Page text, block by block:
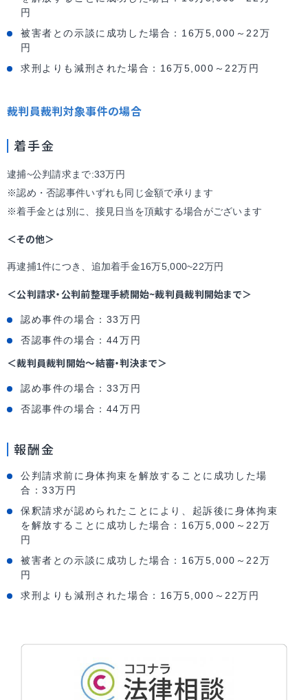
円
被害者との示談に成功した場合：16万5,000～22万
円
求刑よりも減刑された場合：16万5,000～22万円
裁判員裁判対象事件の場合
着手金
逮捕~公判請求まで:33万円
※認め・否認事件いずれも同じ金額で承ります
※着手金とは別に、接見日当を頂戴する場合がございます
＜その他＞
再逮捕1件につき、追加着手金16万5,000~22万円
＜公判請求・公判前整理手続開始~裁判員裁判開始まで＞
認め事件の場合：33万円
否認事件の場合：44万円
＜裁判員裁判開始〜結審・判決まで＞
認め事件の場合：33万円
否認事件の場合：44万円
報酬金
公判請求前に身体拘束を解放することに成功した場
合：33万円
保釈請求が認められたことにより、起訴後に身体拘束
を解放することに成功した場合：16万5,000～22万
円
被害者との示談に成功した場合：16万5,000～22万
円
求刑よりも減刑された場合：16万5,000～22万円